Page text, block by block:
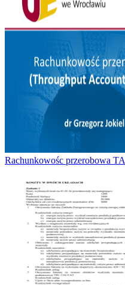
Rachunkowośc przerobowa TA